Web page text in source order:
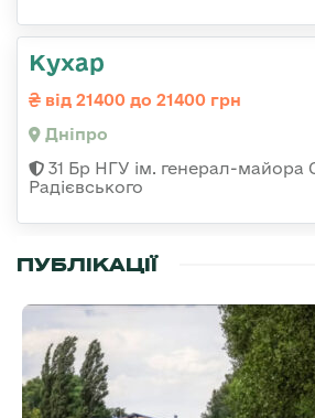
Кухар
від 21400 до 21400 грн
Дніпро
31 Бр НГУ ім. генерал-майора
Радієвського
ПУБЛІКАЦІЇ